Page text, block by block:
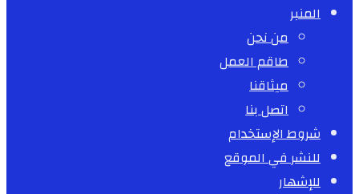
المنبر
من نحن
طاقم العمل
ميثاقنا
اتصل بنا
شروط الإستخدام
للنشر في الموقع
للإشهار